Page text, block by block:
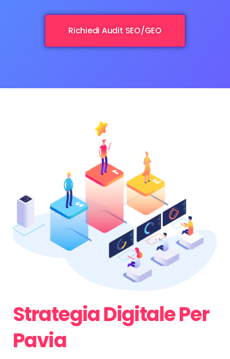
Richiedi Audit SEO/GEO
Strategia Digitale Per
Pavia